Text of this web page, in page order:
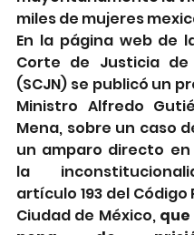
miles de mujeres
En la página web de
Corte de Justicia de
(SCJN) se publicó un
Ministro Alfredo
Mena, sobre un caso
un amparo directo
la
artículo 193 del Código
Ciudad de México,